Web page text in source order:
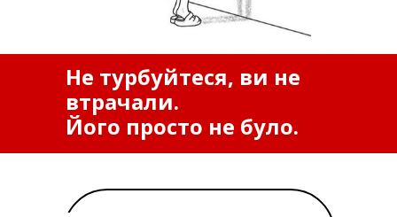
Не турбуйтеся, ви не
втрачали.
Його просто не було.